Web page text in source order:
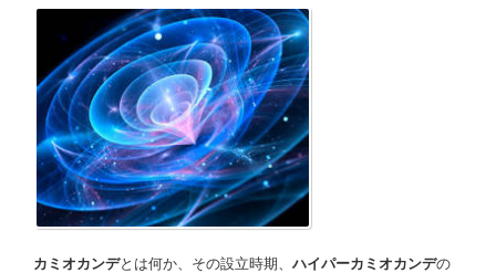
カミオカンデとは何か、その設立時期、 ハイパーカミオカンデの